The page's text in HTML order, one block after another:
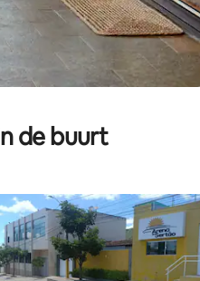
de buurt